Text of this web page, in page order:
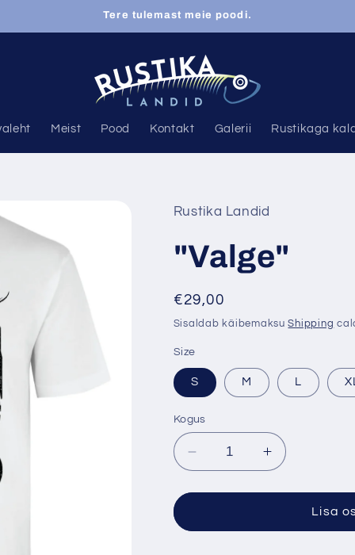
Tere tulemast meie poodi.
Meist Pood Kontakt Galerii Rustikaga
Rustika Landid
"Valge"
Regular
price
€29,00
Sisaldab käibemaksuShipping
Size
S M L
Kogus
Decrease
quantity
for
&quot;Valge&quot;
Increase
quantity
for
Lisa